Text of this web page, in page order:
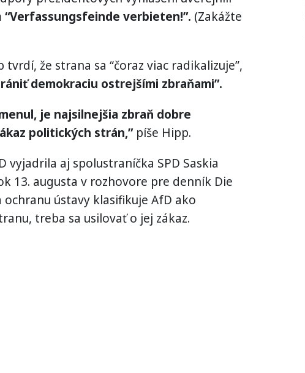
“Verfassungsfeinde verbieten!”. (Zakážte
že strana sa “čoraz viac radikalizuje”,
demokraciu ostrejšími zbraňami”.
je najsilnejšia zbraň dobre
politických strán,”píše Hipp.
vyjadrila aj spolustraníčka SPD Saskia
13. augusta v rozhovore pre denník Die
ochranu ústavy klasifikuje AfD ako
treba sa usilovať o jej zákaz.